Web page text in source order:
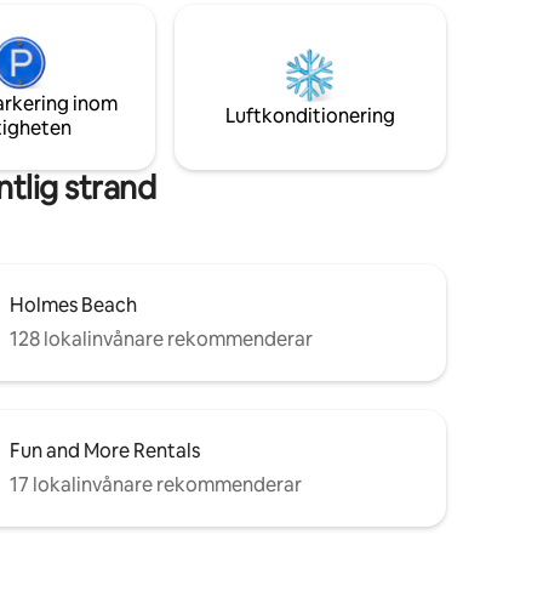
i
ny
är perfekt beläget i charmiga Holmes
Beach för en oförglömlig semester.
inom
Luftkonditionering
strand
Holmes Beach
128 lokalinvånare rekommenderar
Fun and More Rentals
17 lokalinvånare rekommenderar